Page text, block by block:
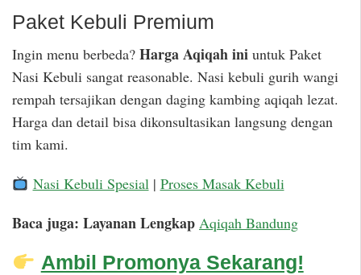
Paket Kebuli Premium
Ingin menu berbeda? Harga Aqiqah ini untuk Paket
Nasi Kebuli sangat reasonable. Nasi kebuli gurih wangi
rempah tersajikan dengan daging kambing aqiqah lezat.
Harga dan detail bisa dikonsultasikan langsung dengan
tim kami.
Nasi Kebuli Spesial| Proses Masak Kebuli
Baca juga: Layanan Lengkap Aqiqah Bandung
Ambil Promonya Sekarang!